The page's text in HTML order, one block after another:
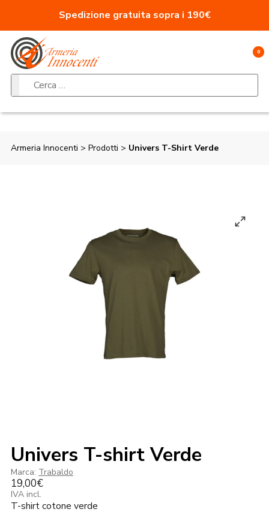
Spedizione gratuita sopra i 190€
0
Ricerca per:
Armeria Innocenti > Prodotti > Univers T-Shirt Verde
Univers T-shirt Verde
Marca: Trabaldo
19,00€
IVA incl.
T-shirt cotone verde